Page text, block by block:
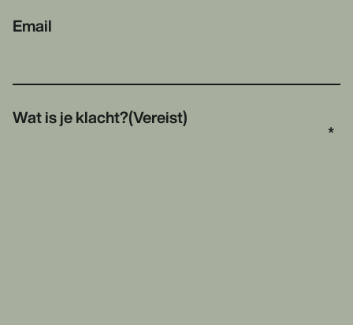
Email
Wat is je klacht?(Vereist)